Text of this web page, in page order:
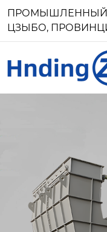
ПРОМЫШЛЕННЫЙ
ЦЗЫБО,